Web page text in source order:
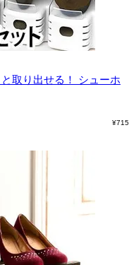
取り出せる！
シューホ
¥715